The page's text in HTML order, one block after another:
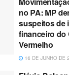
no PA: MP
suspeitos de
financeiro do
Vermelho
16 DE JUNHO DE